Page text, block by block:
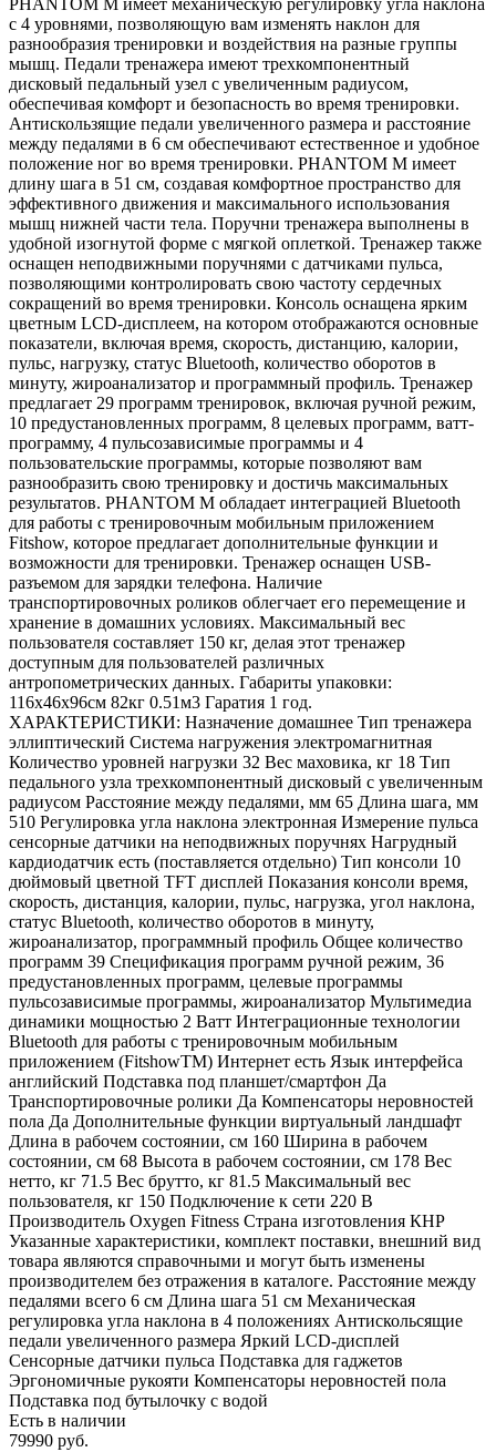
PHANTOM M имеет механическую регулировку угла наклона
с 4 уровнями, позволяющую вам изменять наклон для
разнообразия тренировки и воздействия на разные группы
мышц. Педали тренажера имеют трехкомпонентный
дисковый педальный узел с увеличенным радиусом,
обеспечивая комфорт и безопасность во время тренировки.
Антискользящие педали увеличенного размера и расстояние
между педалями в 6 см обеспечивают естественное и удобное
положение ног во время тренировки. PHANTOM M имеет
длину шага в 51 см, создавая комфортное пространство для
эффективного движения и максимального использования
мышц нижней части тела. Поручни тренажера выполнены в
удобной изогнутой форме с мягкой оплеткой. Тренажер также
оснащен неподвижными поручнями с датчиками пульса,
позволяющими контролировать свою частоту сердечных
сокращений во время тренировки. Консоль оснащена ярким
цветным LCD-дисплеем, на котором отображаются основные
показатели, включая время, скорость, дистанцию, калории,
пульс, нагрузку, статус Bluetooth, количество оборотов в
минуту, жироанализатор и программный профиль. Тренажер
предлагает 29 программ тренировок, включая ручной режим,
10 предустановленных программ, 8 целевых программ, ватт-
программу, 4 пульсозависимые программы и 4
пользовательские программы, которые позволяют вам
разнообразить свою тренировку и достичь максимальных
результатов. PHANTOM M обладает интеграцией Bluetooth
для работы с тренировочным мобильным приложением
Fitshow, которое предлагает дополнительные функции и
возможности для тренировки. Тренажер оснащен USB-
разъемом для зарядки телефона. Наличие
транспортировочных роликов облегчает его перемещение и
хранение в домашних условиях. Максимальный вес
пользователя составляет 150 кг, делая этот тренажер
доступным для пользователей различных
антропометрических данных. Габариты упаковки:
116х46х96см 82кг 0.51м3 Гаратия 1 год.
ХАРАКТЕРИСТИКИ: Назначение домашнее Тип тренажера
эллиптический Система нагружения электромагнитная
Количество уровней нагрузки 32 Вес маховика, кг 18 Тип
педального узла трехкомпонентный дисковый с увеличенным
радиусом Расстояние между педалями, мм 65 Длина шага, мм
510 Регулировка угла наклона электронная Измерение пульса
сенсорные датчики на неподвижных поручнях Нагрудный
кардиодатчик есть (поставляется отдельно) Тип консоли 10
дюймовый цветной TFT дисплей Показания консоли время,
скорость, дистанция, калории, пульс, нагрузка, угол наклона,
статус Bluetooth, количество оборотов в минуту,
жироанализатор, программный профиль Общее количество
программ 39 Спецификация программ ручной режим, 36
предустановленных программ, целевые программы
пульсозависимые программы, жироанализатор Мультимедиа
динамики мощностью 2 Ватт Интеграционные технологии
Bluetooth для работы с тренировочным мобильным
приложением (FitshowTM) Интернет есть Язык интерфейса
английский Подставка под планшет/смартфон Да
Транспортировочные ролики Да Компенсаторы неровностей
пола Да Дополнительные функции виртуальный ландшафт
Длина в рабочем состоянии, см 160 Ширина в рабочем
состоянии, см 68 Высота в рабочем состоянии, см 178 Вес
нетто, кг 71.5 Вес брутто, кг 81.5 Максимальный вес
пользователя, кг 150 Подключение к сети 220 В
Производитель Oxygen Fitness Страна изготовления КНР
Указанные характеристики, комплект поставки, внешний вид
товара являются справочными и могут быть изменены
производителем без отражения в каталоге. Расстояние между
педалями всего 6 см Длина шага 51 см Механическая
регулировка угла наклона в 4 положениях Антискольсящие
педали увеличенного размера Яркий LCD-дисплей
Сенсорные датчики пульса Подставка для гаджетов
Эргономичные рукояти Компенсаторы неровностей пола
Подставка под бутылочку с водой
Есть в наличии
79990 руб.